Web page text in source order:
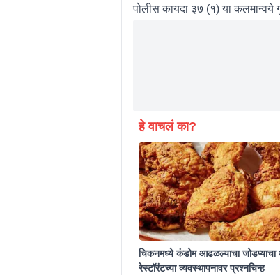
पोलीस कायदा ३७ (१) या
हे वाचलं का?
चिकनमध्ये कंडोम आढळल्याचा जोडप्याचा
रेस्टॉरंटच्या व्यवस्थापनावर प्रश्नचिन्ह